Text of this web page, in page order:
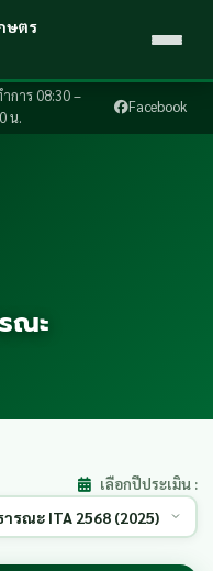
การ 08:30 –
น.
Facebook
ษตร
ณะ
เลือกปีประเมิน :